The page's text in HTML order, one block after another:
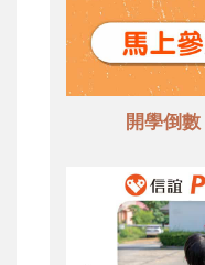
開學倒